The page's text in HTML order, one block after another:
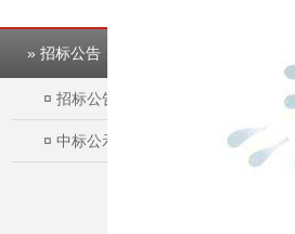
» 招标公告
¤ 招标公告
¤ 中标公示